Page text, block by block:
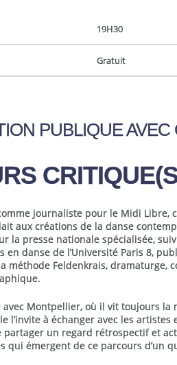
19H30
Gratuit
PUBLIQUE AVEC
journaliste pour le Midi Libre,
aux créations de la danse
la presse nationale spécialisée,
en danse de l’Université Paris 8,
méthode Feldenkrais, dramaturge,
avec Montpellier, où il vit toujours la
l’invite à échanger avec les artistes
partager un regard rétrospectif et
qui émergent de ce parcours d’un